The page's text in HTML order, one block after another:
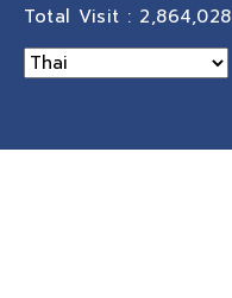
Total Visit : 2,864,028